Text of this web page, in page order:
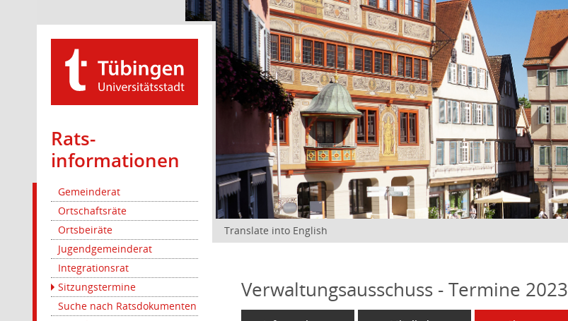
Rats­
informationen
Gemeinderat
Ortschaftsräte
Ortsbeiräte
Jugendgemeinderat
Integrationsrat
Sitzungstermine
Suche nach Ratsdokumenten
Translate into English
Verwaltungsausschuss - Termine 2023